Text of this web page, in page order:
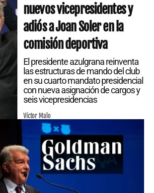
nuevos vicepresidentes y
adiós a Joan Soler en la
comisión deportiva
El presidente azulgrana reinventa
las estructuras de mando del club
en su cuarto mandato presidencial
con nueva asignación de cargos y
seis vicepresidencias
Víctor Malo